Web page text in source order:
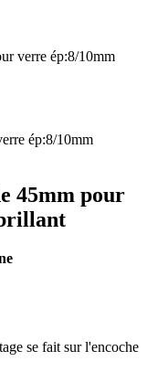
verre ép:8/10mm
45mm pour
se fait sur l'encoche